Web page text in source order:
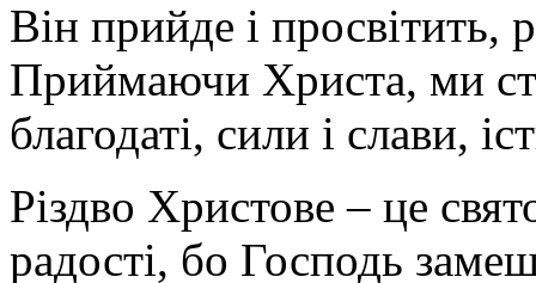
Він прийде і просвітить,
Приймаючи Христа, ми
благодаті, сили і слави,
Різдво Христове – це
радості, бо Господь